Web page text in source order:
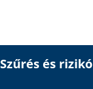
Szűrés és rizikó